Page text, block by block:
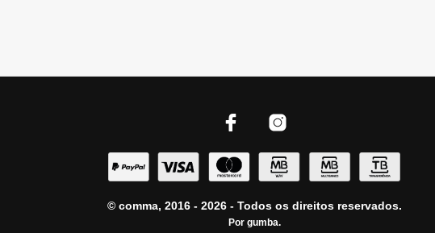
© comma, 2016 - 2026 - Todos os direitos reservados.
Por gumba.